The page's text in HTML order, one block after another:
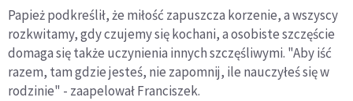
Papież podkreślił, że miłość zapuszcza korzenie, a wszyscy
rozkwitamy, gdy czujemy się kochani, a osobiste szczęście
domaga się także uczynienia innych szczęśliwymi. "Aby iść
razem, tam gdzie jesteś, nie zapomnij, ile nauczyłeś się w
rodzinie" - zaapelował Franciszek.